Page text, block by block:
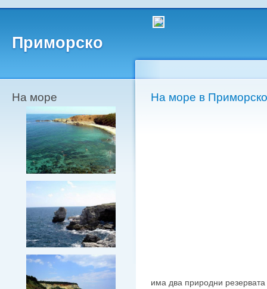
Приморско
На море На море в Приморско
има два природни